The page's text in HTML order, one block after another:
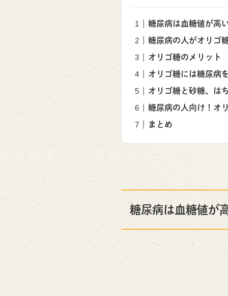
糖尿病は血糖値が高
糖尿病の人がオリゴ
オリゴ糖のメリット
オリゴ糖には糖尿病
オリゴ糖と砂糖、は
糖尿病の人向け！オ
まとめ
糖尿病は血糖値が